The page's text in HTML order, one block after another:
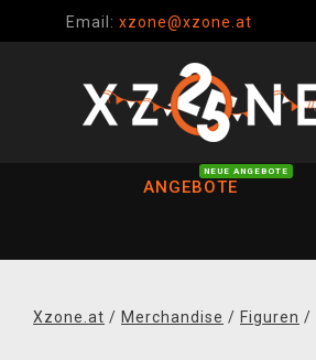
Email: xzone@xzone.at
ANGEBOTE
NEUE ANGEBOTE
Xzone.at / Merchandise / Figuren /